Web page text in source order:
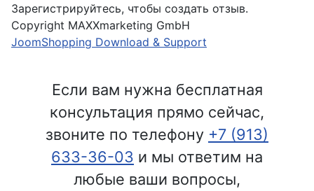
Зарегистрируйтесь, чтобы создать отзыв.
Copyright MAXXmarketing GmbH
JoomShopping Download & Support
Если вам нужна бесплатная
консультация прямо сейчас,
звоните по телефону +7 (913)
633-36-03 и мы ответим на
любые ваши вопросы,